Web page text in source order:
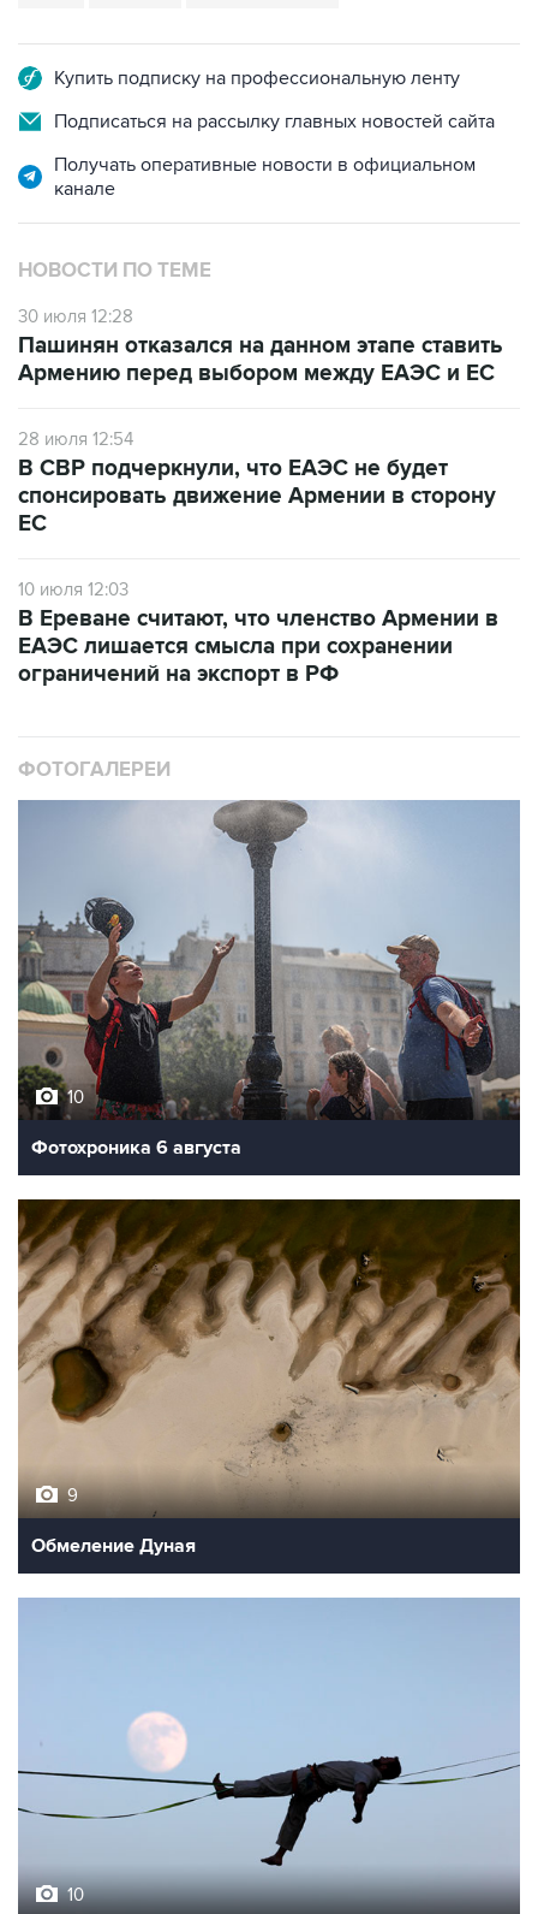
Купить подписку на профессиональную ленту
Подписаться на рассылку главных новостей сайта
Получать оперативные новости в официальном
канале
НОВОСТИ ПО ТЕМЕ
30 июля 12:28
Пашинян отказался на данном этапе ставить
Армению перед выбором между ЕАЭС и ЕС
28 июля 12:54
В СВР подчеркнули, что ЕАЭС не будет
спонсировать движение Армении в сторону
ЕС
10 июля 12:03
В Ереване считают, что членство Армении в
ЕАЭС лишается смысла при сохранении
ограничений на экспорт в РФ
ФОТОГАЛЕРЕИ
10
Фотохроника 6 августа
9
Обмеление Дуная
10